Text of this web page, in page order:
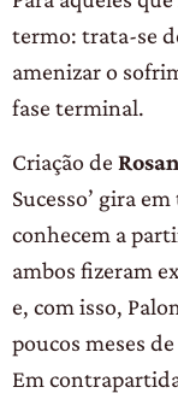
termo: trata-se
amenizar o
fase terminal.
Criação de
Sucesso’ gira
conhecem a
ambos fizeram
e, com isso,
poucos meses
Em